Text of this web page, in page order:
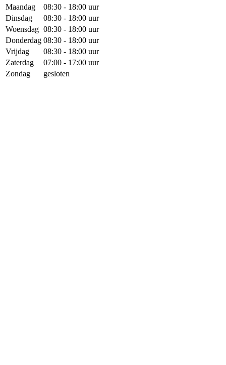
Maandag
08:30 - 18:00 uur
Dinsdag
08:30 - 18:00 uur
Woensdag 08:30 - 18:00 uur
Donderdag 08:30 - 18:00 uur
Vrijdag
08:30 - 18:00 uur
Zaterdag
07:00 - 17:00 uur
Zondag
gesloten